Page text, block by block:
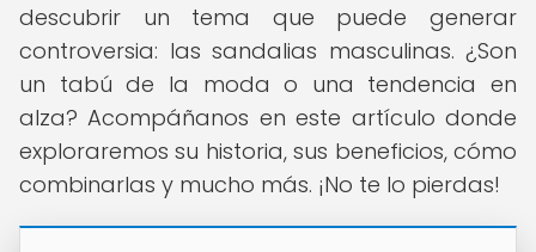
descubrir un tema que puede generar
controversia: las sandalias masculinas. ¿Son
un tabú de la moda o una tendencia en
alza? Acompáñanos en este artículo donde
exploraremos su historia, sus beneficios, cómo
combinarlas y mucho más. ¡No te lo pierdas!